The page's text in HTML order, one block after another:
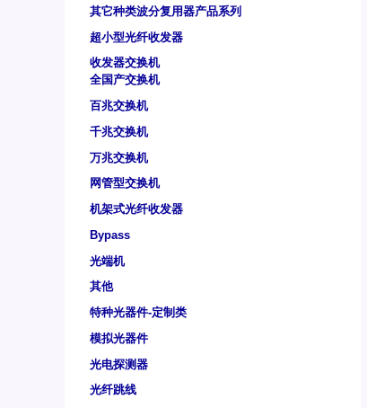
其它种类波分复用器产品系列
超小型光纤收发器
收发器交换机
全国产交换机
百兆交换机
千兆交换机
万兆交换机
网管型交换机
机架式光纤收发器
Bypass
光端机
其他
特种光器件-定制类
模拟光器件
光电探测器
光纤跳线